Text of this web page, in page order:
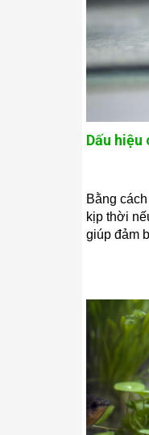
Dấu hiệu
Bằng
kịp thời
giúp đảm